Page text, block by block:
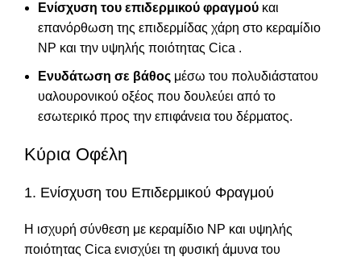
Ενίσχυση του επιδερμικού φραγμού και
επανόρθωση της επιδερμίδας χάρη στο κεραμίδιο
NP και την υψηλής ποιότητας Cica .
Ενυδάτωση σε βάθος μέσω του πολυδιάστατου
υαλουρονικού οξέος που δουλεύει από το
εσωτερικό προς την επιφάνεια του δέρματος.
Κύρια Οφέλη
1. Ενίσχυση του Επιδερμικού Φραγμού
Η ισχυρή σύνθεση με κεραμίδιο NP και υψηλής
ποιότητας Cica ενισχύει τη φυσική άμυνα του